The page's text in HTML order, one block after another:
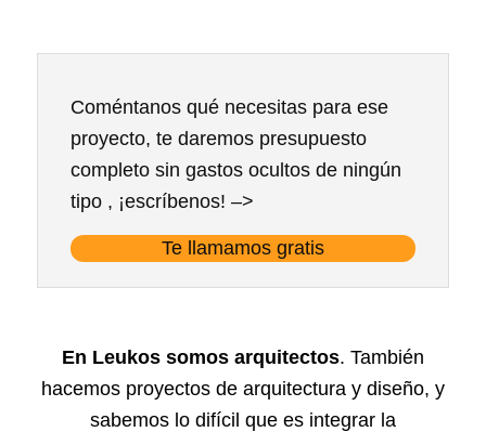
Coméntanos qué necesitas para ese
proyecto, te daremos presupuesto
completo sin gastos ocultos de ningún
tipo , ¡escríbenos! –>
Te llamamos gratis
En Leukos somos arquitectos. También
hacemos proyectos de arquitectura y diseño, y
sabemos lo difícil que es integrar la